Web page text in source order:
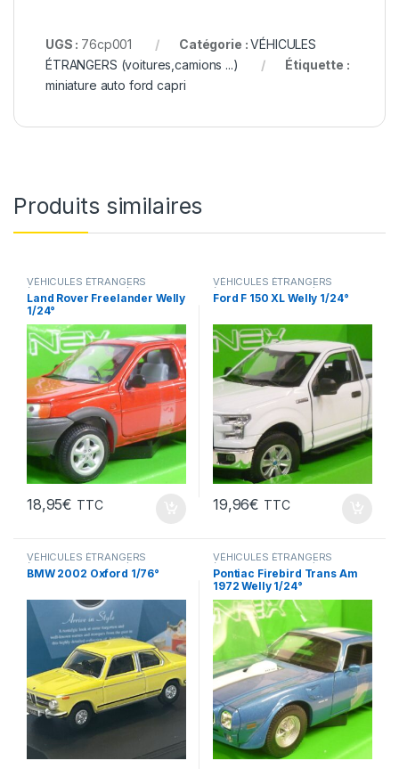
UGS : 76cp001 Catégorie :VÉHICULES
ÉTRANGERS (voitures,camions ...)
Étiquette :
miniature auto ford capri
Produits similaires
VÉHICULES ÉTRANGERS
(voitures,camions ...)
Land Rover Freelander Welly
1/24°
18,95€ TTC
VÉHICULES ÉTRANGERS
(voitures,camions ...)
Ford F 150 XL Welly 1/24°
19,96€ TTC
VÉHICULES ÉTRANGERS
(voitures,camions ...)
BMW 2002 Oxford 1/76°
VÉHICULES ÉTRANGERS
(voitures,camions ...)
Pontiac Firebird Trans Am
1972 Welly 1/24°